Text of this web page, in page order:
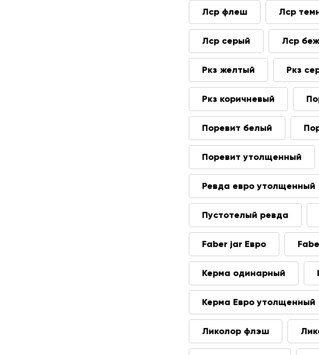
Лср флеш Лср
Лср серый Лср
Ркз желтый Ркз
Ркз коричневый
Поревит белый
Поревит утолщенный
Ревда евро утолщенный
Пустотелый ревда
Faber jar Евро
Керма одинарный
Керма Евро утолщенный
Ликолор флэш